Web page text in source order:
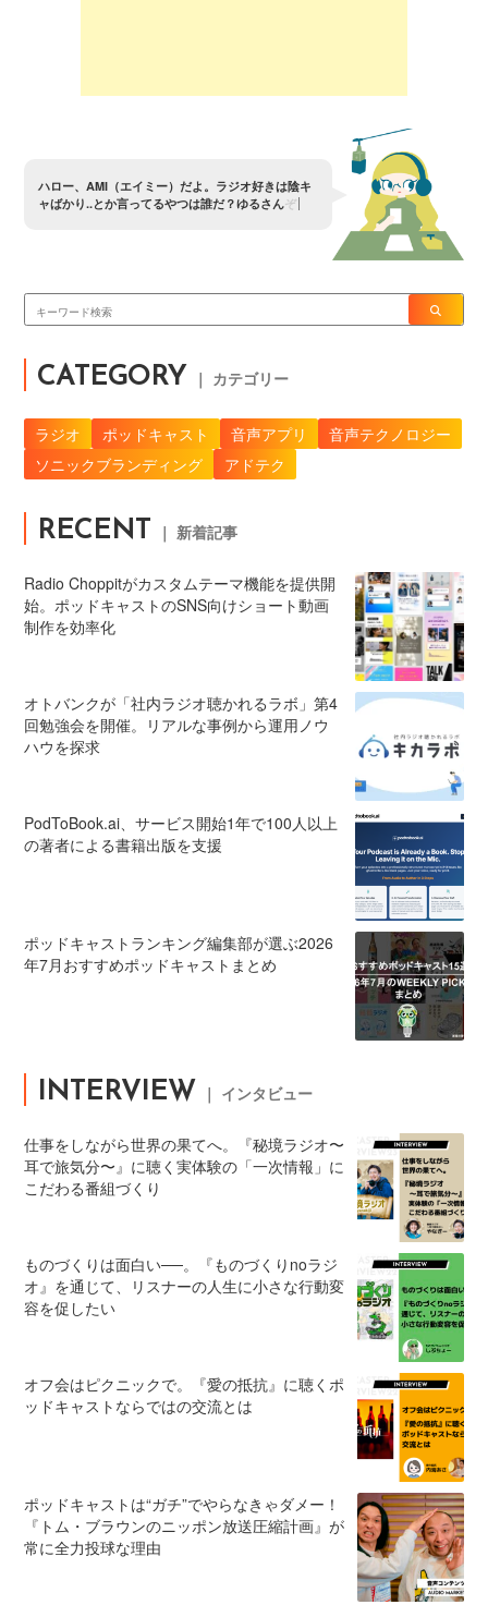
陰
ャば り ..とか言っ てる や つは誰 だ？ゆるさん
ぞ 〜？
CATEGORY ｜ カテゴリー
ラジオ ポッドキャスト 音声アプリ
音声テクノロジー
ソニックブランディング
アドテク
RECENT ｜ 新着記事
Radio Choppitがカスタムテーマ機能を提供開
始。ポッドキャストのSNS向けショート動画
制作を効率化
オトバンクが「社内ラジオ聴かれるラボ」第4
回勉強会を開催。リアルな事例から運用ノウ
ハウを探求
PodToBook.ai、サービス開始1年で100人以上
の著者による書籍出版を支援
ポッドキャストランキング編集部が選ぶ2026
年7月おすすめポッドキャストまとめ
INTERVIEW ｜ インタビュー
仕事をしながら世界の果てへ。『秘境ラジオ〜
耳で旅気分〜』に聴く実体験の「一次情報」に
こだわる番組づくり
ものづくりは面白い──。『ものづくりnoラジ
オ』を通じて、リスナーの人生に小さな行動変
容を促したい
オフ会はピクニックで。『愛の抵抗』に聴くポ
ッドキャストならではの交流とは
ポッドキャストは“ガチ”でやらなきゃダメー！
『トム・ブラウンのニッポン放送圧縮計画』が
常に全力投球な理由